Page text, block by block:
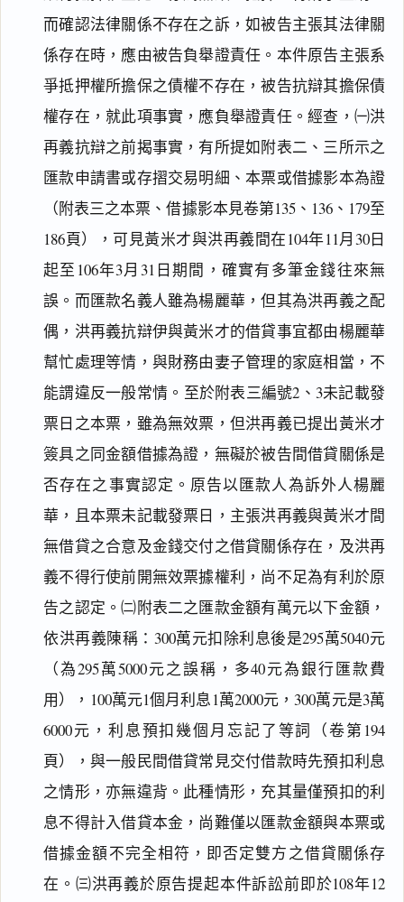
而確認法律關係不存在之訴，如被告主張其法律關
係存在時，應由被告負舉證責任。本件原告主張系
爭抵押權所擔保之債權不存在，被告抗辯其擔保債
權存在，就此項事實，應負舉證責任。經查，㈠洪
再義抗辯之前揭事實，有所提如附表二、三所示之
匯款申請書或存摺交易明細、本票或借據影本為證
（附表三之本票、借據影本見卷第135、136、179至
186頁），可見黃米才與洪再義間在104年11月30日
起至106年3月31日期間，確實有多筆金錢往來無
誤。而匯款名義人雖為楊麗華，但其為洪再義之配
偶，洪再義抗辯伊與黃米才的借貸事宜都由楊麗華
幫忙處理等情，與財務由妻子管理的家庭相當，不
能謂違反一般常情。至於附表三編號2、3未記載發
票日之本票，雖為無效票，但洪再義已提出黃米才
簽具之同金額借據為證，無礙於被告間借貸關係是
否存在之事實認定。原告以匯款人為訴外人楊麗
華，且本票未記載發票日，主張洪再義與黃米才間
無借貸之合意及金錢交付之借貸關係存在，及洪再
義不得行使前開無效票據權利，尚不足為有利於原
告之認定。㈡附表二之匯款金額有萬元以下金額，
依洪再義陳稱：300萬元扣除利息後是295萬5040元
（為295萬5000元之誤稱，多40元為銀行匯款費
用），100萬元1個月利息1萬2000元，300萬元是3萬
6000元，利息預扣幾個月忘記了等詞（卷第194
頁），與一般民間借貸常見交付借款時先預扣利息
之情形，亦無違背。此種情形，充其量僅預扣的利
息不得計入借貸本金，尚難僅以匯款金額與本票或
借據金額不完全相符，即否定雙方之借貸關係存
在。㈢洪再義於原告提起本件訴訟前即於108年12